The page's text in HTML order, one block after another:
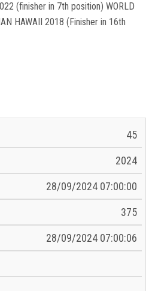
(finisher in 7th position) WORLD
HAWAII 2018 (Finisher in 16th
Ημερομηνία
45
2024
28/09/2024 07:00:00
375
28/09/2024 07:00:06